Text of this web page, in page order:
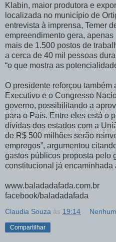
Klabin, maior produtora e
localizada no município de
entrevista à imprensa, Temer
empreendimento gera,
mais de 1.500 postos de
a cerca de 40 mil pessoas
“o que mostra as
O presidente reforçou também
Executivo e o Congresso
governo, possibilitando a
para o País. Entre eles está o
dívidas dos estados com a
de R$ 500 milhões serão
empregos”, argumentou
gastos públicos proposta pelo
constitucional já encaminhada
www.baladadafada.com.br
facebook/baladadafada
Claudia Souza às 19:14
Compartilhar